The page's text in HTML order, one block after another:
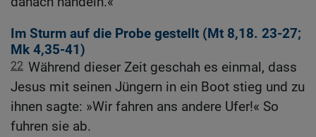
Im Sturm auf die Probe gestellt (Mt 8,18. 23-27;
Mk 4,35-41)
22 Während dieser Zeit geschah es einmal, dass
Jesus mit seinen Jüngern in ein Boot stieg und zu
ihnen sagte: »Wir fahren ans andere Ufer!« So
fuhren sie ab.